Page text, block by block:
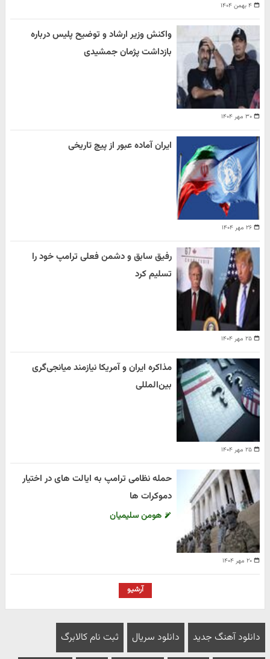
۴ بهمن ۱۴۰۴
۳۰ مهر ۱۴۰۴
واکنش وزیر ارشاد و توضیح پلیس درباره
بازداشت پژمان جمشیدی
۲۶ مهر ۱۴۰۴
ایران آماده عبور از پیچ تاریخی
۲۵ مهر ۱۴۰۴
رفیق سابق و دشمن فعلی ترامپ خود را
تسلیم کرد
۲۵ مهر ۱۴۰۴
مذاکره ایران و آمریکا نیازمند میانجی‌گری
بین‌المللی
۲۰ مهر ۱۴۰۴
حمله نظامی ترامپ به ایالت های در اختیار
دموکرات ها
هومن سلیمیان
آرشیو
دانلود آهنگ جدید دانلود سریال ثبت نام کالابرگ